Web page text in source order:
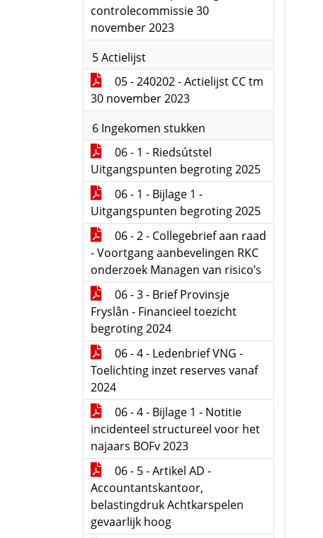
controlecommissie 30
november 2023
5 Actielijst
05 - 240202 - Actielijst CC tm
30 november 2023
6 Ingekomen stukken
06 - 1 - Riedsútstel
Uitgangspunten begroting 2025
06 - 1 - Bijlage 1 -
Uitgangspunten begroting 2025
06 - 2 - Collegebrief aan raad
- Voortgang aanbevelingen RKC
onderzoek Managen van risico’s
06 - 3 - Brief Provinsje
Fryslân - Financieel toezicht
begroting 2024
06 - 4 - Ledenbrief VNG -
Toelichting inzet reserves vanaf
2024
06 - 4 - Bijlage 1 - Notitie
incidenteel structureel voor het
najaars BOFv 2023
06 - 5 - Artikel AD -
Accountantskantoor,
belastingdruk Achtkarspelen
gevaarlijk hoog